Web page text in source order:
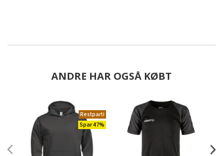
ANDRE HAR OGSÅ KØBT
Restparti
Spar 47%